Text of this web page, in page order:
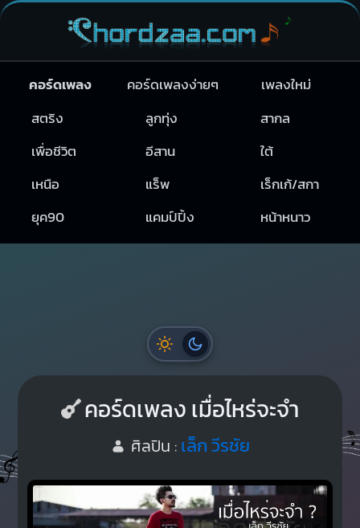
คอร์ดเพลง คอร์ดเพลงง่ายๆ
เพลงใหม่
สตริง
ลูกทุ่ง
สากล
เพื่อชีวิต
อีสาน
ใต้
เหนือ
แร็พ
เร็กเก้/สกา
ยุค90
แคมป์ปิ้ง หน้าหนาว
คอร์ดเพลง เมื่อไหร่จะจำ
ศิลปิน : เล็ก วีรชัย